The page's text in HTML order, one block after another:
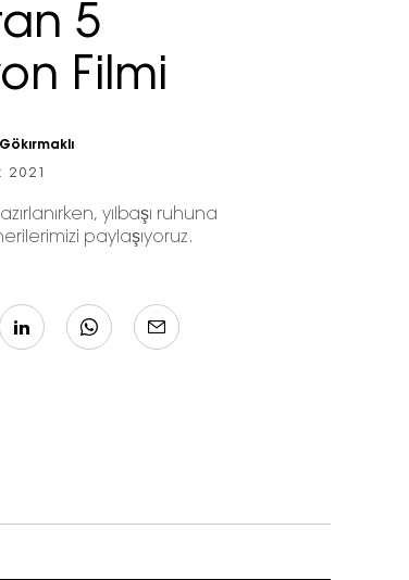
5
Filmi
2021
yılbaşı ruhuna
paylaşıyoruz.